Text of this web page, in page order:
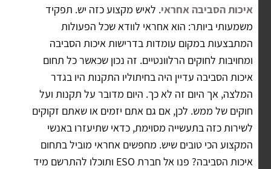
איכות הסביבה אחראי. לאיש מקצוע כזה יש. תפקיד
משמעותי ביותר: הוא אחראי לוודא שכל הפעולות
המתבצעות במקום עומדות בדרישות איכות הסביבה
ומחויבות לחוקים הרלוונטיים. זה נכון שכאשר כל תחום
איכות הסביבה עדיין היה בחיתוליו התקנות היו בגדר
המלצה, אך היום זה לא כך. היום מדובר על תקנות ועל
חוקים של ממש. לכן, אם גם אתם יזמים או שאתם זקוקים
לשירות כזה בתעשייה מסוימת, כדאי שתיעזרו באנשי
המקצוע הכי טובים שיש. מחפשים אחראי מוביל בתחום
איכות הסביבה? פנו אל חברת ESO ותוכלו להתרשם מיד